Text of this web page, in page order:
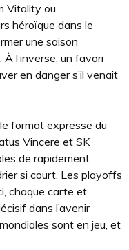
Vitality ou
héroïque dans le
une saison
l’inverse, un favori
en danger s’il venait
format expresse du
Vincere et SK
de rapidement
si court. Les playoffs
chaque carte et
dans l’avenir
sont en jeu, et